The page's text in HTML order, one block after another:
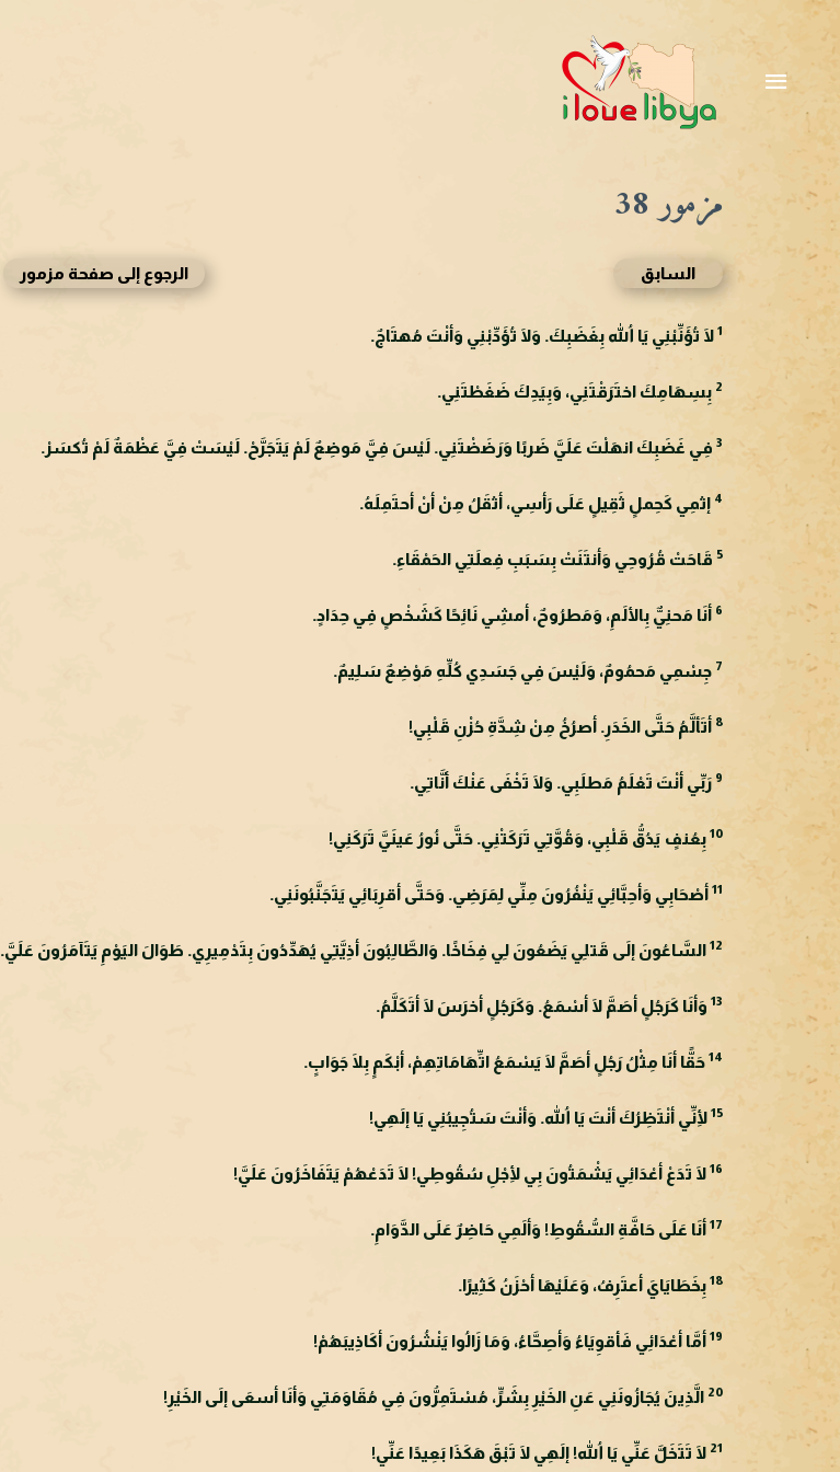
تخطي
إلى
المحتوىالقائمة
الرئيسية
مزمور 38
السابق الرجوع إلى صفحة مزمور
1 لَا تُؤَنِّبْنِي يَا اللهُ بِغَضَبِكَ. وَلَا تُؤَدِّبْنِي وَأنْتَ مُهتَاجٌ.
2 بِسِهَامِكَ اختَرَقْتَنِي، وَبِيَدِكَ ضَغَطْتَنِي.
3 فِي غَضَبِكَ انهَلْتَ عَلَيَّ ضَربًا وَرَضَضْتَنِي. لَيْسَ فِيَّ مَوضِعٌ لَمْ يَتَجَرَّحْ. لَيْسَتْ فِيَّ عَظْمَةٌ لَمْ تُكسَرْ.
4 إثمِي كَحِملٍ ثَقِيلٍ عَلَى رَأسِي، أثقَلُ مِنْ أنْ أحتَمِلَهُ.
5 قَاحَتْ قُرُوحِي وَأنتَنَتْ بِسَبَبِ فِعلَتِي الحَمْقَاءِ.
6 أنَا مَحنِيٌّ بِالألَمِ، وَمَطرُوحٌ، أمشِي نَائِحًا كَشَخْصٍ فِي حِدَادٍ.
7 جِسْمِي مَحمُومٌ، وَلَيْسَ فِي جَسَدِي كُلِّهِ مَوْضِعٌ سَلِيمٌ.
8 أتَألَّمُ حَتَّى الخَدَرِ. أصرُخُ مِنْ شِدَّةِ حُزْنِ قَلْبِي!
9 رَبِّي أنْتَ تَعْلَمُ مَطلَبِي. وَلَا تَخْفَى عَنْكَ أنَّاتِي.
10 بِعُنفٍ يَدُقُّ قَلْبِي، وَقُوَّتِي تَرَكَتْنِي. حَتَّى نُورُ عَينَيَّ تَرَكَنِي!
11 أصْحَابِي وَأحِبَّائِي يَنْفُرُونَ مِنِّي لِمَرَضِي. وَحَتَّى أقرِبَائِي يَتَجَنَّبُونَنِي.
12 السَّاعُونَ إلَى قَتلِي يَضَعُونَ لِي فِخَاخًا. وَالطَّالِبُونَ أذِيَّتِي يُهَدِّدُونَ بِتَدْمِيرِي. طَوَالَ اليَوْمِ يَتَآمَرُونَ عَلَيَّ.
13 وَأنَا كَرَجُلٍ أصَمَّ لَا أسْمَعُ. وَكَرَجُلٍ أخرَسَ لَا أتَكَلَّمُ.
14 حَقًّا أنَا مِثْلُ رَجُلٍ أصَمَّ لَا يَسْمَعُ اتِّهَامَاتِهِمْ، أبْكَمٍ بِلَا جَوَابٍ.
15 لِأنِّي أنْتَظِرُكَ أنْتَ يَا اللهُ. وَأنْتَ سَتُجِيبُنِي يَا إلَهِي!
16 لَا تَدَعْ أعْدَائِي يَشْمَتُونَ بِي لِأجْلِ سُقُوطِي! لَا تَدَعْهُمْ يَتَفَاخَرُونَ عَلَيَّ!
17 أنَا عَلَى حَافَّةِ السُّقُوطِ! وَألَمِي حَاضِرٌ عَلَى الدَّوَامِ.
18 بِخَطَايَايَ أعتَرِفُ، وَعَلَيْهَا أحْزَنُ كَثِيرًا.
19 أمَّا أعْدَائِي فَأقوِيَاءُ وَأصِحَّاءُ، وَمَا زَالُوا يَنْشُرُونَ أكَاذِيبَهُمْ!
20 الَّذِينَ يُجَازُونَنِي عَنِ الخَيْرِ بِشَرٍّ، مُسْتَمِرُّونَ فِي مُقَاوَمَتِي وَأنَا أسعَى إلَى الخَيْرِ!
21 لَا تَتَخَلَّ عَنِّي يَا اللهُ! إلَهِي لَا تَبْقَ هَكَذَا بَعِيدًا عَنِّي!